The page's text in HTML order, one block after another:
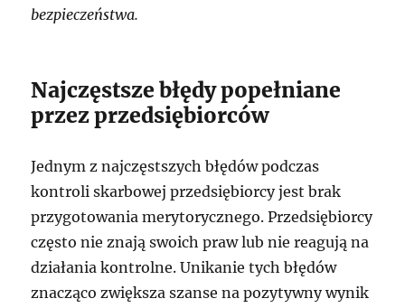
bezpieczeństwa.
Najczęstsze błędy popełniane
przez przedsiębiorców
Jednym z najczęstszych błędów podczas
kontroli skarbowej przedsiębiorcy jest brak
przygotowania merytorycznego. Przedsiębiorcy
często nie znają swoich praw lub nie reagują na
działania kontrolne. Unikanie tych błędów
znacząco zwiększa szanse na pozytywny wynik